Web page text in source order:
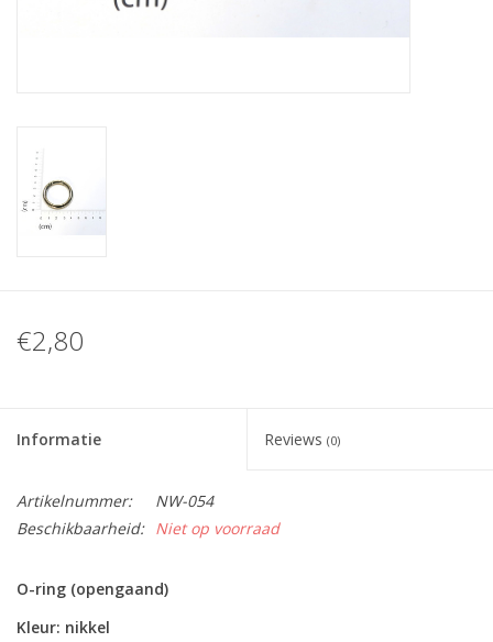
€2,80
Informatie Reviews (0)
Artikelnummer:
NW-054
Beschikbaarheid: Niet op voorraad
O-ring (opengaand)
Kleur: nikkel